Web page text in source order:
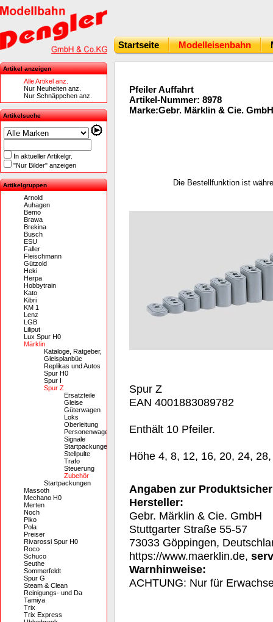
Startseite Modelleisenbahn
Artikel anzeigen
Alle Artikel anz.
Nur Neuheiten anz.
Nur Schnäppchen anz.
Artikelsuche
In aktueller Artikelgr.
"Nur Bilder" anzeigen
Artikelgruppen
Arnold
Auhagen
Bemo
Brawa
Brekina
Busch
ESU
Faller
Fleischmann
Gützold
Heki
Herpa
Hobbytrain
Kato
Kibri
KM 1
Lenz
LGB
Liliput
Lux Spur H0
Märklin
Kataloge, Ratgeber,
Gleisplanbüc
Replikas und Autos
Spur H0
Spur I
Spur Z
Ersatzteile
Gleise
Güterwagen
Loks
Oberleitung
Personenwagen
Signale
Startpackungen
Stellpulte
Trafo
Steuerung
Zubehör
Startpackungen
Massoth
Mechano H0
Merten
Noch
Piko
Pola
Preiser
Rivarossi Spur H0
Roco
Schuco
Seuthe
Sommerfeldt
Spur G
Steam & Clean
Reinigungs- und Da
Tamiya
Trix
Trix Express
Pfeiler Auffahrt
Artikel-Nummer: 8978
Marke:Gebr. Märklin & Cie. GmbH
Die Bestellfunktion ist
Spur Z
EAN 4001883089782
Enthält 10 Pfeiler.
Höhe 4, 8, 12, 16, 20, 24,
Angaben zur
Hersteller:
Gebr. Märklin & Cie. GmbH
Stuttgarter Straße 55-57
73033 Göppingen,
https://www.maerklin.de,
Warnhinweise:
ACHTUNG: Nur für